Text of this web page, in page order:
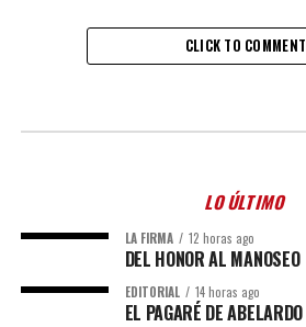
CLICK TO COMMENT
LO ÚLTIMO
LA FIRMA 12 horas ago
DEL HONOR AL MANOSEO
EDITORIAL 14 horas ago
EL PAGARÉ DE ABELARDO